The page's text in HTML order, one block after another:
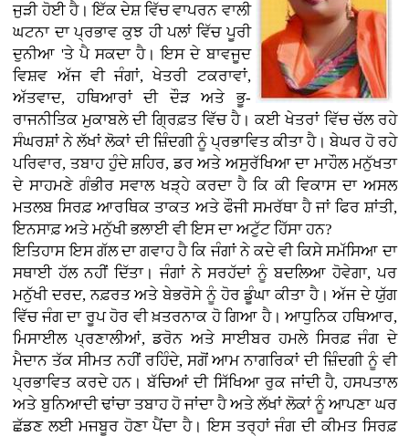
ਜੁੜੀ ਹੋਈ ਹੈ। ਇੱਕ ਦੇਸ਼ ਵਿੱਚ ਵਾਪਰਨ ਵਾਲੀ
ਘਟਨਾ ਦਾ ਪ੍ਰਭਾਵ ਕੁਝ ਹੀ ਪਲਾਂ ਵਿੱਚ ਪੂਰੀ
ਦੁਨੀਆ 'ਤੇ ਪੈ ਸਕਦਾ ਹੈ। ਇਸ ਦੇ ਬਾਵਜੂਦ
ਵਿਸ਼ਵ ਅੱਜ ਵੀ ਜੰਗਾਂ, ਖੇਤਰੀ ਟਕਰਾਵਾਂ,
ਅੱਤਵਾਦ, ਹਥਿਆਰਾਂ ਦੀ ਦੌੜ ਅਤੇ ਭੂ-
ਰਾਜਨੀਤਿਕ ਮੁਕਾਬਲੇ ਦੀ ਗ੍ਰਿਫ਼ਤ ਵਿੱਚ ਹੈ। ਕਈ ਖੇਤਰਾਂ ਵਿੱਚ ਚੱਲ ਰਹੇ
ਸੰਘਰਸ਼ਾਂ ਨੇ ਲੱਖਾਂ ਲੋਕਾਂ ਦੀ ਜ਼ਿੰਦਗੀ ਨੂੰ ਪ੍ਰਭਾਵਿਤ ਕੀਤਾ ਹੈ। ਬੇਘਰ ਹੋ ਰਹੇ
ਪਰਿਵਾਰ, ਤਬਾਹ ਹੁੰਦੇ ਸ਼ਹਿਰ, ਡਰ ਅਤੇ ਅਸੁਰੱਖਿਆ ਦਾ ਮਾਹੌਲ ਮਨੁੱਖਤਾ
ਦੇ ਸਾਹਮਣੇ ਗੰਭੀਰ ਸਵਾਲ ਖੜ੍ਹੇ ਕਰਦਾ ਹੈ ਕਿ ਕੀ ਵਿਕਾਸ ਦਾ ਅਸਲ
ਮਤਲਬ ਸਿਰਫ਼ ਆਰਥਿਕ ਤਾਕਤ ਅਤੇ ਫੌਜੀ ਸਮਰੱਥਾ ਹੈ ਜਾਂ ਫਿਰ ਸ਼ਾਂਤੀ,
ਇਨਸਾਫ਼ ਅਤੇ ਮਨੁੱਖੀ ਭਲਾਈ ਵੀ ਇਸ ਦਾ ਅਟੁੱਟ ਹਿੱਸਾ ਹਨ?
ਇਤਿਹਾਸ ਇਸ ਗੱਲ ਦਾ ਗਵਾਹ ਹੈ ਕਿ ਜੰਗਾਂ ਨੇ ਕਦੇ ਵੀ ਕਿਸੇ ਸਮੱਸਿਆ ਦਾ
ਸਥਾਈ ਹੱਲ ਨਹੀਂ ਦਿੱਤਾ। ਜੰਗਾਂ ਨੇ ਸਰਹੱਦਾਂ ਨੂੰ ਬਦਲਿਆ ਹੋਵੇਗਾ, ਪਰ
ਮਨੁੱਖੀ ਦਰਦ, ਨਫ਼ਰਤ ਅਤੇ ਬੇਭਰੋਸੇ ਨੂੰ ਹੋਰ ਡੂੰਘਾ ਕੀਤਾ ਹੈ। ਅੱਜ ਦੇ ਯੁੱਗ
ਵਿੱਚ ਜੰਗ ਦਾ ਰੂਪ ਹੋਰ ਵੀ ਖ਼ਤਰਨਾਕ ਹੋ ਗਿਆ ਹੈ। ਆਧੁਨਿਕ ਹਥਿਆਰ,
ਮਿਸਾਈਲ ਪ੍ਰਣਾਲੀਆਂ, ਡਰੋਨ ਅਤੇ ਸਾਈਬਰ ਹਮਲੇ ਸਿਰਫ਼ ਜੰਗ ਦੇ
ਮੈਦਾਨ ਤੱਕ ਸੀਮਤ ਨਹੀਂ ਰਹਿੰਦੇ, ਸਗੋਂ ਆਮ ਨਾਗਰਿਕਾਂ ਦੀ ਜ਼ਿੰਦਗੀ ਨੂੰ ਵੀ
ਪ੍ਰਭਾਵਿਤ ਕਰਦੇ ਹਨ। ਬੱਚਿਆਂ ਦੀ ਸਿੱਖਿਆ ਰੁਕ ਜਾਂਦੀ ਹੈ, ਹਸਪਤਾਲ
ਅਤੇ ਬੁਨਿਆਦੀ ਢਾਂਚਾ ਤਬਾਹ ਹੋ ਜਾਂਦਾ ਹੈ ਅਤੇ ਲੱਖਾਂ ਲੋਕਾਂ ਨੂੰ ਆਪਣਾ ਘਰ
ਛੱਡਣ ਲਈ ਮਜਬੂਰ ਹੋਣਾ ਪੈਂਦਾ ਹੈ। ਇਸ ਤਰ੍ਹਾਂ ਜੰਗ ਦੀ ਕੀਮਤ ਸਿਰਫ਼